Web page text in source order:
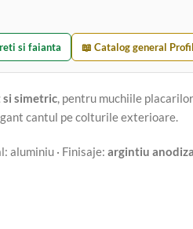
si faianta 📖 Catalog general
simetric, pentru muchiile
cantul pe colturile exterioare.
aluminiu · Finisaje: argintiu